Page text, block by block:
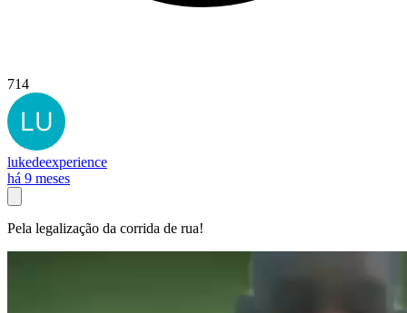
714
lukedeexperience
há 9 meses
Pela legalização da corrida de rua!